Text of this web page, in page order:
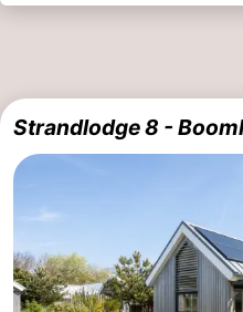
Strandlodge 8 -